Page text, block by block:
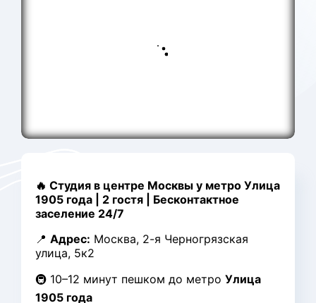
🔥 Студия в центре Москвы у метро Улица
1905 года | 2 гостя | Бесконтактное
заселение 24/7
📍 Адрес: Москва, 2-я Черногрязская
улица, 5к2
🚇 10–12 минут пешком до метро Улица
1905 года